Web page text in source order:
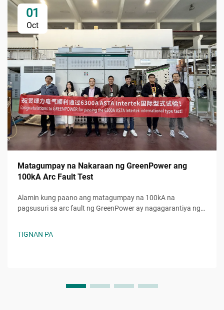
01
Oct
Matagumpay na Nakaraan ng GreenPower ang
100kA Arc Fault Test
Alamin kung paano ang matagumpay na 100kA na
pagsusuri sa arc fault ng GreenPower ay nagagarantiya ng
TIGNAN PA